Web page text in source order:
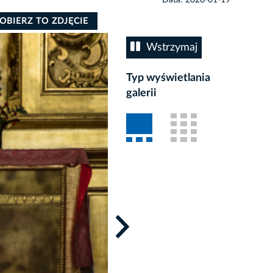
Wstrzymaj
Typ wyświetlania
galerii
TO ZDJĘCIE